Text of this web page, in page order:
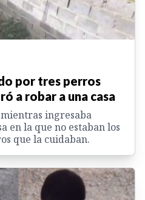
por tres perros
a robar a una casa
ingresaba
en la que no estaban los
que la cuidaban.